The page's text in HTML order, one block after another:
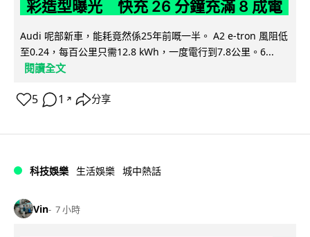
彩造型曝光 快充 26 分鐘充滿 8 成電
Audi 呢部新車，能耗竟然係25年前嘅一半。 A2 e-tron 風阻低
至0.24，每百公里只需12.8 kWh，一度電行到7.8公里。6...
閱讀全文
5 1 ↗ 分享
科技娛樂 生活娛樂 城中熱話
Vin 7 小時